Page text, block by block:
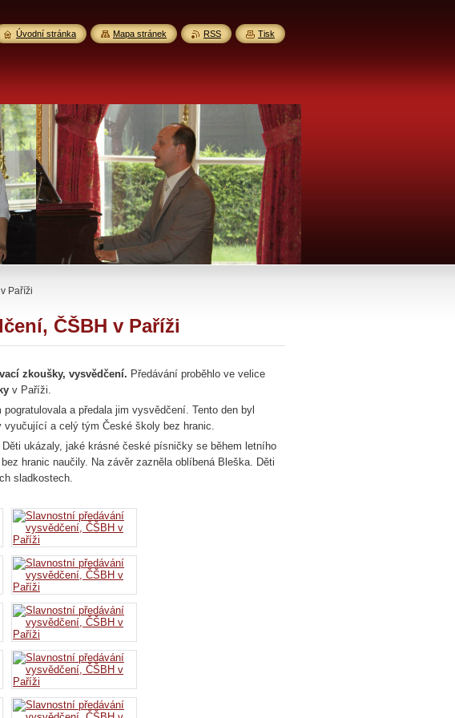
Paříži
ČŠBH v Paříži
zkoušky, vysvědčení. Předávání proběhlo ve velice
v Paříži.
a předala jim vysvědčení. Tento den byl
vyučující a celý tým České školy bez hranic.
Děti ukázaly, jaké krásné české písničky se během letního
hranic naučily. Na závěr zazněla oblíbená Bleška. Děti
sladkostech.
Úvodní stránka Mapa stránek RSS Tisk